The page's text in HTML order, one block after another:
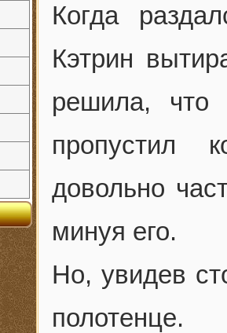
Когда
Кэтрин
решила, что
пропустил
довольно
минуя его.
Но, увидев